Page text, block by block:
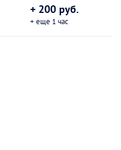
+ 200 руб.
+ еще 1 час